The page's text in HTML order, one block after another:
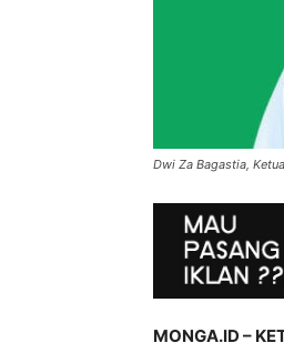
Dwi Za Bagastia,
MONGA.ID –